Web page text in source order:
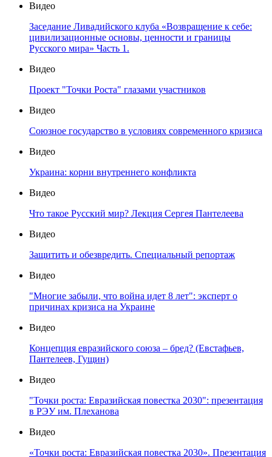
Видео
Заседание Ливадийского клуба «Возвращение к себе:
цивилизационные основы, ценности и границы
Русского мира» Часть 1.
Видео
Проект "Точки Роста" глазами участников
Видео
Союзное государство в условиях современного кризиса
Видео
Украина: корни внутреннего конфликта
Видео
Что такое Русский мир? Лекция Сергея Пантелеева
Видео
Защитить и обезвредить. Специальный репортаж
Видео
"Многие забыли, что война идет 8 лет": эксперт о
причинах кризиса на Украине
Видео
Концепция евразийского союза – бред? (Евстафьев,
Пантелеев, Гущин)
Видео
"Точки роста: Евразийская повестка 2030": презентация
в РЭУ им. Плеханова
Видео
«Точки роста: Евразийская повестка 2030». Презентация